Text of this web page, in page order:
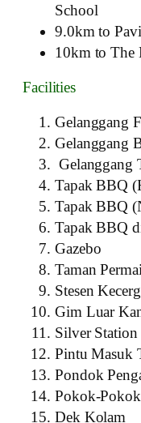
School
9.0km to
10km to The
Facilities
Gelanggang
Gelanggang
Gelanggang
Tapak BBQ
Tapak BBQ
Tapak BBQ
Gazebo
Taman
Stesen
Gim Luar
Silver Station
Pintu Masuk
Pondok
Pokok-Pokok
Dek Kolam